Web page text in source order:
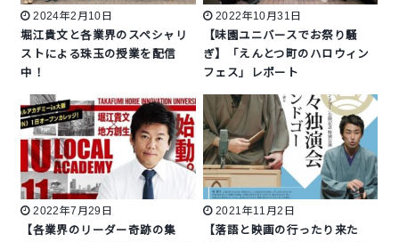
2024年2月10日
堀江貴文と各業界のスペシャリ
ストによる珠玉の授業を配信
中！
2022年10月31日
【味園ユニバースでお祭り騒
ぎ】「えんとつ町のハロウィン
フェス」レポート
2022年7月29日
【各業界のリーダー奇跡の集
2021年11月2日
【落語と映画の行ったり来た